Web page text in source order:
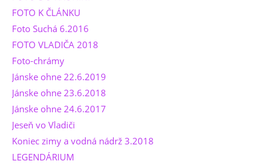
FOTO K ČLÁNKU
Foto Suchá 6.2016
FOTO VLADIČA 2018
Foto-chrámy
Jánske ohne 22.6.2019
Jánske ohne 23.6.2018
Jánske ohne 24.6.2017
Jeseň vo Vladiči
Koniec zimy a vodná nádrž 3.2018
LEGENDÁRIUM